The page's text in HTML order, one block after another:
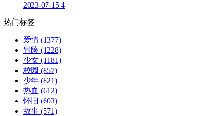
2023-07-15 4
热门标签
爱情 (1377)
冒险 (1228)
少女 (1181)
校园 (857)
少年 (821)
热血 (612)
怀旧 (603)
故事 (571)